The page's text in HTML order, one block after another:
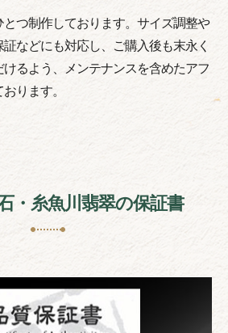
つ制作しております。サイズ調整や
などにも対応し、ご購入後も末永く
るよう、メンテナンスを含めたアフ
ります。
・糸魚川翡翠の保証書